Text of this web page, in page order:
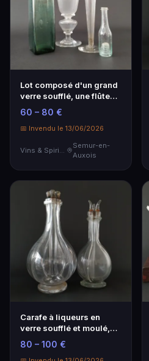
Lot composé d'un grand
verre soufflé, une flûte
soufflée, et…
60 – 80 €
📅 Invendu le 13/06/2026
Vins & Spiritueux
Semur-en-
Auxois
Carafe à liqueurs en
verre soufflé et moulé,
XIXe Composée d…
80 – 100 €